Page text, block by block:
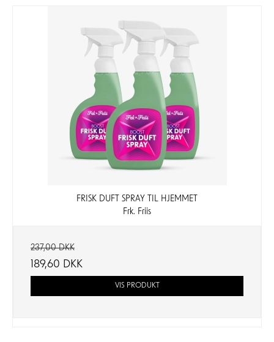
FRISK DUFT SPRAY TIL HJEMMET
Frk. Friis
237,00 DKK
189,60 DKK
VIS PRODUKT